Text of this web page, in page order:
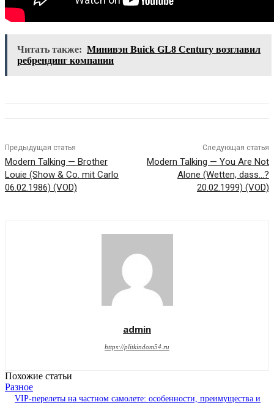
Читать также: Минивэн Buick GL8 Century возглавил
ребрендинг компании
Предыдущая статья
Modern Talking — Brother
Louie (Show & Co. mit Carlo
06.02.1986) (VOD)
Следующая статья
Modern Talking — You Are Not
Alone (Wetten, dass…?
20.02.1999) (VOD)
admin
https://plitkindom54.ru
Похожие статьи
Разное
VIP-перелеты на частном самолете: особенности, преимущества и